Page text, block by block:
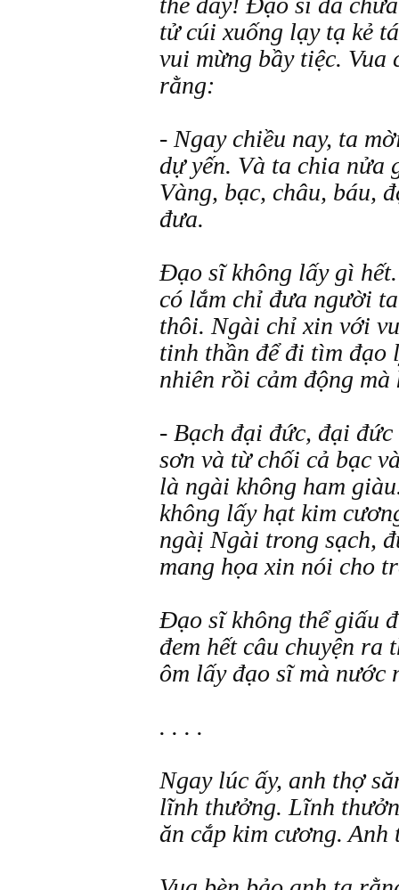
tử cúi xuống lạy tạ kẻ
vui mừng bầy tiệc. Vua
rằng:
- Ngay chiều nay, ta
dự yến. Và ta chia nửa
Vàng, bạc, châu, báu,
đưa.
Đạo sĩ không lấy gì
có lắm chỉ đưa người
thôi. Ngài chỉ xin với
tinh thần để đi tìm đạo
nhiên rồi cảm động
- Bạch đại đức, đại
sơn và từ chối cả bạc
là ngài không ham
không lấy hạt kim
ngàị Ngài trong sạch,
mang họa xin nói cho
Đạo sĩ không thể giấu
đem hết câu chuyện
ôm lấy đạo sĩ mà nước
. . . .
Ngay lúc ấy, anh thợ
lĩnh thưởng. Lĩnh
ăn cắp kim cương.